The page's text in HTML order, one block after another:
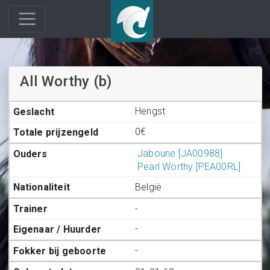
All Worthy (b)
Hengst
0€
Jaboune [JA00988]
Pearl Worthy [PEA00RL]
België
-
-
-